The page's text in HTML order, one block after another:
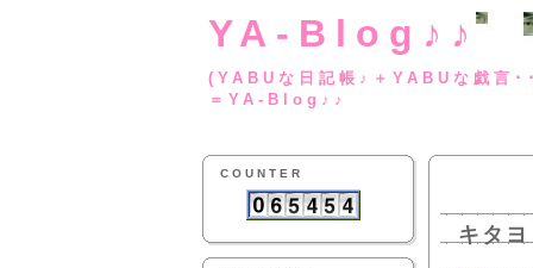
YA-Blog♪♪
(YABUな日記帳♪
＝YA-Blog♪♪
COUNTER
キタヨ